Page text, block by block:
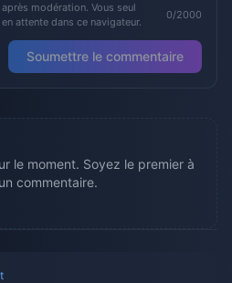
modération. Vous seul
attente dans ce navigateur.
0/2000
Soumettre le commentaire
le moment. Soyez le premier à
commentaire.